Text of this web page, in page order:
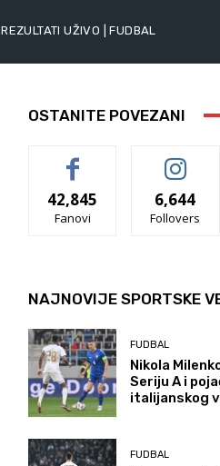
REZULTATI UŽIVO | FUDBAL
OSTANITE POVEZANI
42,845
Fanovi
6,644
Follovers
NAJNOVIJE SPORTSKE
FUDBAL
Nikola
Seriju A i
italijanskog
FUDBAL